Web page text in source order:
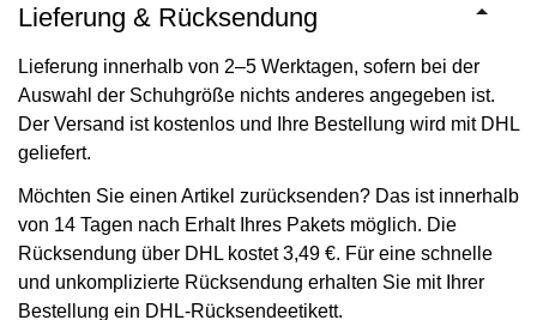
Lieferung & Rücksendung
Lieferung innerhalb von 2–5 Werktagen, sofern bei der
Auswahl der Schuhgröße nichts anderes angegeben ist.
Der Versand ist kostenlos und Ihre Bestellung wird mit DHL
geliefert.
Möchten Sie einen Artikel zurücksenden? Das ist innerhalb
von 14 Tagen nach Erhalt Ihres Pakets möglich. Die
Rücksendung über DHL kostet 3,49 €. Für eine schnelle
und unkomplizierte Rücksendung erhalten Sie mit Ihrer
Bestellung ein DHL-Rücksendeetikett.